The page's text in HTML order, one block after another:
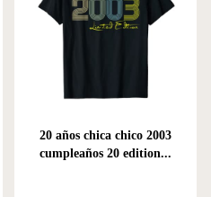
20 años chica chico 2003
cumpleaños 20 edition...